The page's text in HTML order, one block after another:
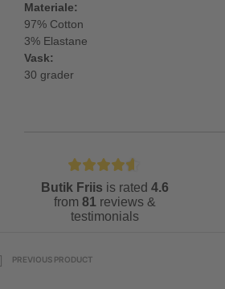
Materiale:
97% Cotton
3% Elastane
Vask:
30 grader
Butik Friis is rated 4.6
from 81 reviews &
testimonials
PREVIOUS PRODUCT